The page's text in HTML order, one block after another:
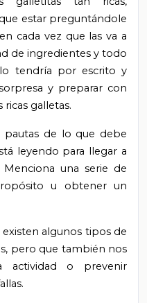
estar preguntándole
cada vez que las va a
de ingredientes y todo
tendría por escrito y
y preparar con
ricas galletas.
pautas de lo que debe
leyendo para llegar a
una serie de
u obtener un
algunos tipos de
pero que también nos
actividad o prevenir